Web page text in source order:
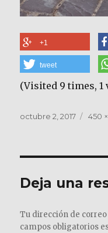
+1
tweet
(Visited 9 times, 1
Publicado
octubre 2, 2017 450
Deja una
Tu dirección de
campos obligatorios